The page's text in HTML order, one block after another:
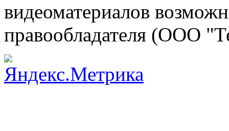
видеоматериалов
правообладателя (ООО